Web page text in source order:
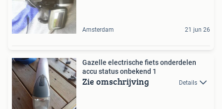
Amsterdam 21 jun 26
Gazelle electrische fiets onderdelen
accu status onbekend 1
Zie omschrijving Details